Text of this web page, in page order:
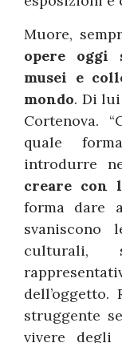
Muore,
opere oggi
musei e
mondo. Di
Cortenova.
quale
introdurre
creare con
forma dare
svaniscono
culturali,
struggente
vivere